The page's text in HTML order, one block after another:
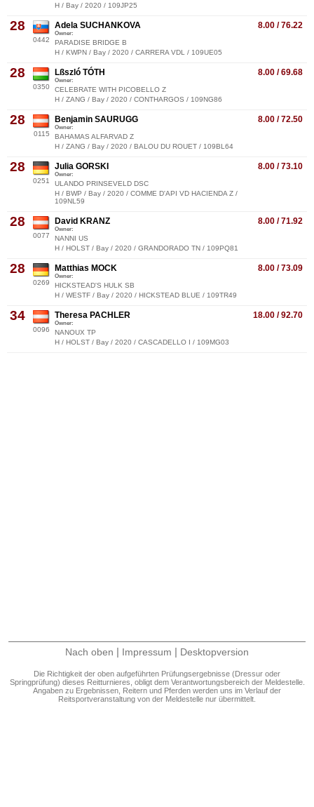
H / Bay / 2020 / 109JP25
28
0442
8.00 / 76.22
Adela SUCHANKOVA
Owner:
PARADISE BRIDGE B
H / KWPN / Bay / 2020 / CARRERA VDL / 109UE05
28
0350
8.00 / 69.68
Lßszló TÓTH
Owner:
CELEBRATE WITH PICOBELLO Z
H / ZANG / Bay / 2020 / CONTHARGOS / 109NG86
28
0115
8.00 / 72.50
Benjamin SAURUGG
Owner:
BAHAMAS ALFARVAD Z
H / ZANG / Bay / 2020 / BALOU DU ROUET / 109BL64
28
0251
8.00 / 73.10
Julia GORSKI
Owner:
ULANDO PRINSEVELD DSC
H / BWP / Bay / 2020 / COMME D'API VD HACIENDA Z /
109NL59
28
0077
8.00 / 71.92
David KRANZ
Owner:
NANNI US
H / HOLST / Bay / 2020 / GRANDORADO TN / 109PQ81
28
0269
8.00 / 73.09
Matthias MOCK
Owner:
HICKSTEAD'S HULK SB
H / WESTF / Bay / 2020 / HICKSTEAD BLUE / 109TR49
34
0096
18.00 / 92.70
Theresa PACHLER
Owner:
NANOUX TP
H / HOLST / Bay / 2020 / CASCADELLO I / 109MG03
Nach oben | Impressum | Desktopversion
Die Richtigkeit der oben aufgeführten Prüfungsergebnisse (Dressur oder
Springprüfung) dieses Reitturnieres, obligt dem Verantwortungsbereich der Meldestelle.
Angaben zu Ergebnissen, Reitern und Pferden werden uns im Verlauf der
Reitsportveranstaltung von der Meldestelle nur übermittelt.